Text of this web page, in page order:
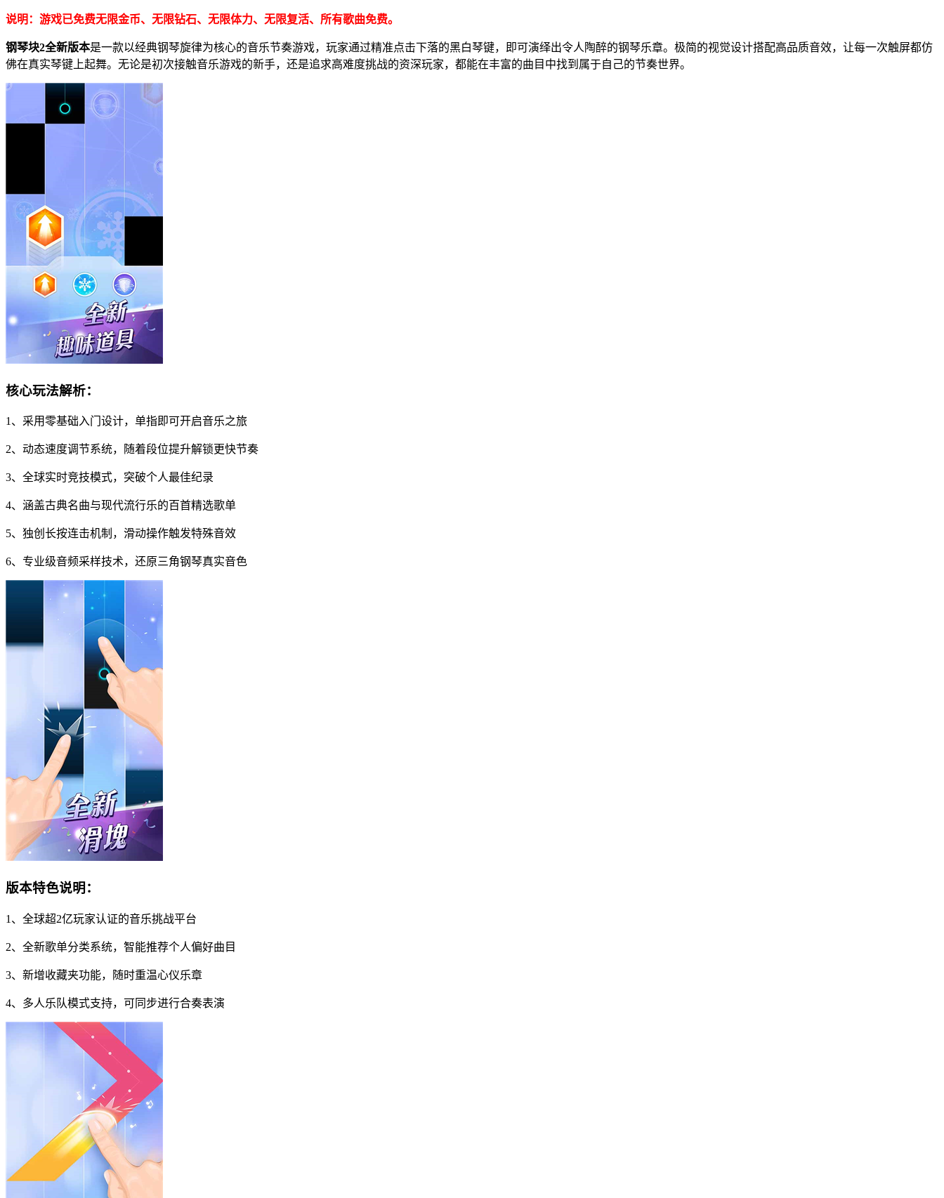
说明：游戏已免费无限金币、无限钻石、无限体力、无限复活、所有歌曲免费。
钢琴块2全新版本是一款以经典钢琴旋律为核心的音乐节奏游戏，玩家通过精准点击下落的黑白琴键，即可演绎出令人陶醉的钢琴乐章。极简的视觉设计搭配高品质音效，让每一次触屏都仿
佛在真实琴键上起舞。无论是初次接触音乐游戏的新手，还是追求高难度挑战的资深玩家，都能在丰富的曲目中找到属于自己的节奏世界。
核心玩法解析：
1、采用零基础入门设计，单指即可开启音乐之旅
2、动态速度调节系统，随着段位提升解锁更快节奏
3、全球实时竞技模式，突破个人最佳纪录
4、涵盖古典名曲与现代流行乐的百首精选歌单
5、独创长按连击机制，滑动操作触发特殊音效
6、专业级音频采样技术，还原三角钢琴真实音色
版本特色说明：
1、全球超2亿玩家认证的音乐挑战平台
2、全新歌单分类系统，智能推荐个人偏好曲目
3、新增收藏夹功能，随时重温心仪乐章
4、多人乐队模式支持，可同步进行合奏表演